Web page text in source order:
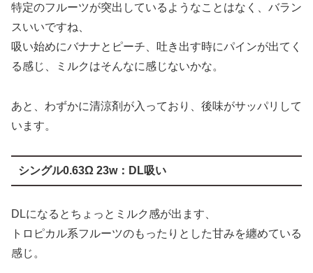
特定のフルーツが突出しているようなことはなく、バラン
スいいですね、
吸い始めにバナナとピーチ、吐き出す時にパインが出てく
る感じ、ミルクはそんなに感じないかな。
あと、わずかに清涼剤が入っており、後味がサッパリして
います。
シングル0.63Ω 23w：DL吸い
DLになるとちょっとミルク感が出ます、
トロピカル系フルーツのもったりとした甘みを纏めている
感じ。